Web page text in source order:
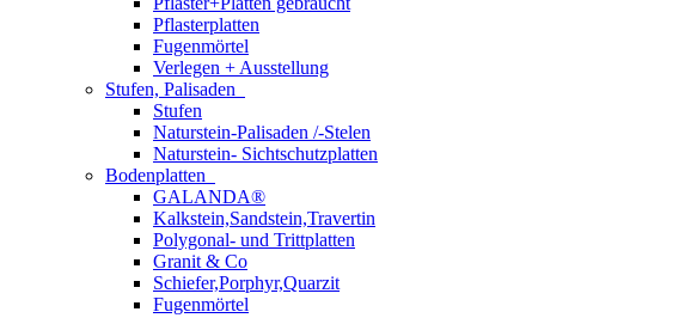
Pflasterplatten
Fugenmörtel
Verlegen + Ausstellung
Stufen, Palisaden
Stufen
Naturstein-Palisaden /-Stelen
Naturstein- Sichtschutzplatten
Bodenplatten
GALANDA®
Kalkstein,Sandstein,Travertin
Polygonal- und Trittplatten
Granit & Co
Schiefer,Porphyr,Quarzit
Fugenmörtel